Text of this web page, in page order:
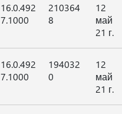
16.0.492
7.1000
210364
8
12
май
21 г.
16.0.492
7.1000
194032
0
12
май
21 г.